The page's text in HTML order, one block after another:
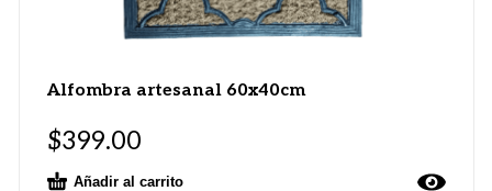
Alfombra artesanal 60x40cm
$399.00
Añadir al carrito